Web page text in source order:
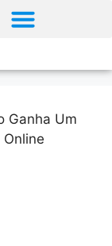
Ganha Um
Online